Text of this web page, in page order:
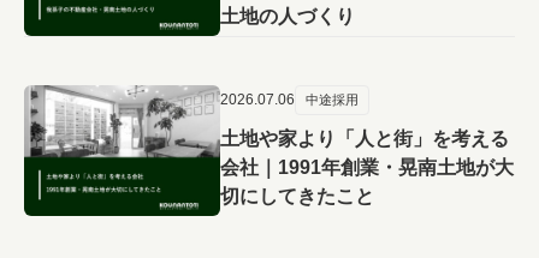
土地の人づくり
2026.07.06 中途採用
土地や家より「人と街」を考える
会社｜1991年創業・晃南土地が大
切にしてきたこと